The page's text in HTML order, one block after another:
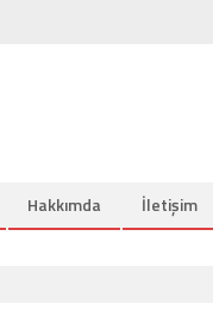
Hakkımda İletişim